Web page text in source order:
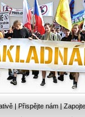
| Přispějte nám |